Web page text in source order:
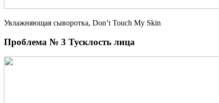
Увлажняющая сыворотка, Don’t Touch My Skin
Проблема № 3 Тусклость лица